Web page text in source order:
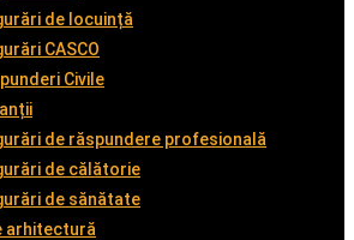
de locuință
CASCO
Civile
de răspundere profesională
de călătorie
de sănătate
arhitectură